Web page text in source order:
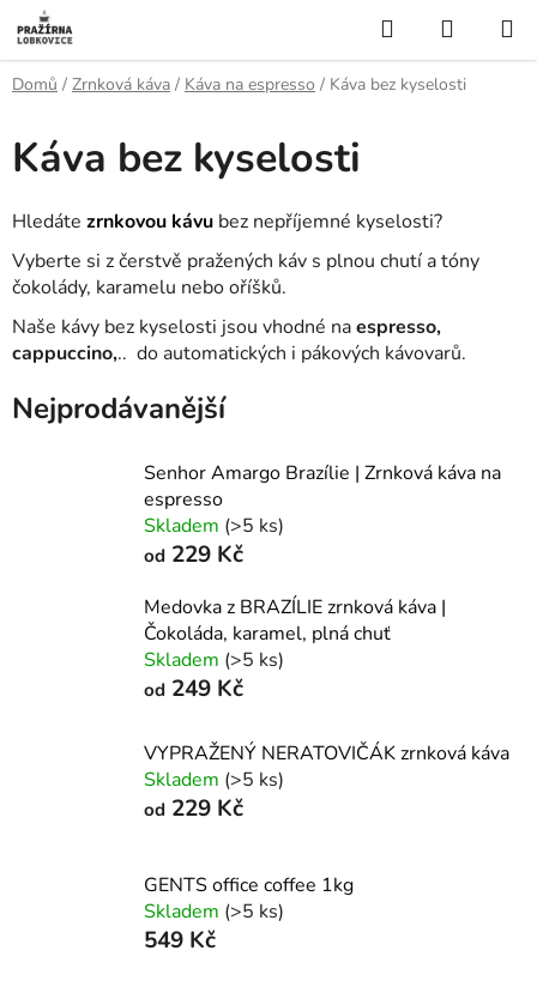
Přejít
na
obsah
Hledat
KOŠÍK
Domů / Zrnková káva / Káva na espresso / Káva bez kyselosti
Káva bez kyselosti
Hledáte zrnkovou kávu bez nepříjemné kyselosti?
Vyberte si z čerstvě pražených káv s plnou chutí a tóny
čokolády, karamelu nebo oříšků.
Naše kávy bez kyselosti jsou vhodné naespresso,
cappuccino,.. do automatických i pákových kávovarů.
Nejprodávanější
Senhor Amargo Brazílie | Zrnková káva na
espresso
Skladem (>5 ks)
od 229 Kč
Medovka z BRAZÍLIE zrnková káva |
Čokoláda, karamel, plná chuť
Skladem (>5 ks)
od 249 Kč
VYPRAŽENÝ NERATOVIČÁK zrnková káva
Skladem (>5 ks)
od 229 Kč
GENTS office coffee 1kg
Skladem (>5 ks)
549 Kč